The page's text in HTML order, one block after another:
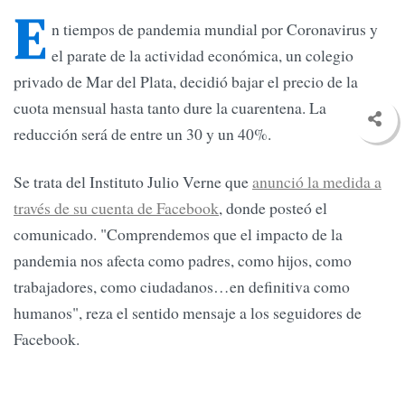
E n tiempos de pandemia mundial por Coronavirus y
el parate de la actividad económica, un colegio
privado de Mar del Plata, decidió bajar el precio de la
cuota mensual hasta tanto dure la cuarentena. La
reducción será de entre un 30 y un 40%.
Se trata del Instituto Julio Verne queanunció la medida a
través de su cuenta de Facebook, donde posteó el
comunicado. "Comprendemos que el impacto de la
pandemia nos afecta como padres, como hijos, como
trabajadores, como ciudadanos…en definitiva como
humanos", reza el sentido mensaje a los seguidores de
Facebook.